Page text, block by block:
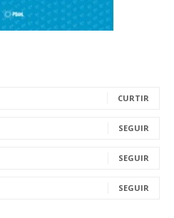
CURTIR
SEGUIR
SEGUIR
SEGUIR